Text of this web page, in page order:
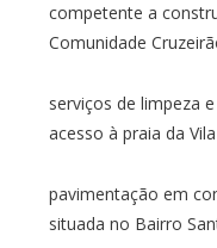
competente a
Comunidade
serviços de limpeza
acesso à praia da
pavimentação em
situada no Bairro